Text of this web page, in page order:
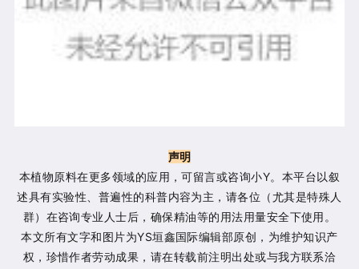
声明
本植物原料在更多领域的应用，可留言或咨询小Y。本平台以叙
述具有实验性、普遍性的科普内容为主，请各位（尤其是特殊人
群）在咨询专业人士后，确保精油等的用法用量安全下使用。
本文所有文字和图片为YS垣鑫国际编辑部原创，为维护知识产
权，珍惜作者劳动成果，请在转载前注明出处或与我方联系洽